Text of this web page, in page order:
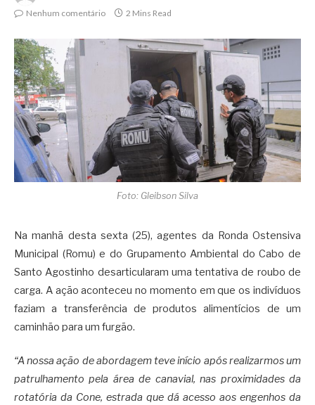
Nenhum comentário
2 Mins Read
Foto: Gleibson Silva
Na manhã desta sexta (25), agentes da Ronda Ostensiva
Municipal (Romu) e do Grupamento Ambiental do Cabo de
Santo Agostinho desarticularam uma tentativa de roubo de
carga. A ação aconteceu no momento em que os indivíduos
faziam a transferência de produtos alimentícios de um
caminhão para um furgão.
“A nossa ação de abordagem teve início após realizarmos um
patrulhamento pela área de canavial, nas proximidades da
rotatória da Cone, estrada que dá acesso aos engenhos da